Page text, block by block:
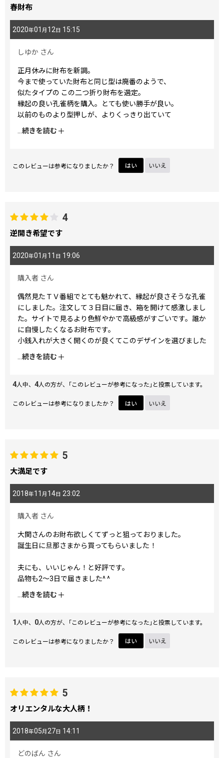
春財布
2020年01 月 12日 15:15
しゆか さん
正月休みに財布を新調。
今まで使っていた財布と同じ型は廃番のようで、
似たタイプの この二つ折り財布を選定。
縁起の良い孔雀柄を購入。とても使い勝手が良い。
以前のものより型押しが、よりくっきり出ていて
ゴージャスな見映え。
続きを読む
このレビューは参考になりましたか？ はい いいえ
4
逆開き希望です
2020年01 月 11 日 19:06
購入者 さん
偶然見たＴＶ番組でとても魅かれて、縁起が良さそうな孔雀
にしました。注文して３日目に届き、箱を開けて感激しまし
た。サイトで見るより色鮮やかで高級感がすごいです。誰か
に自慢したくなるお財布です。
小銭入れが大きく開くのが良くてこのデザインを選びました
が、もう少しコンパクトサイズ希望です。長財布もギャルソ
ンタイプ（小銭入れが箱型に開くもの）をリクエストしま
私は右利きなので、札入れの開きが向かって右側にある状態
でガマ口を右手で開けると、小銭がこぼれやすいマチなのが
残念です。他の方のコメントにないので、私だけかもしれま
...続きを読む
4人中、 4人の方が、｢このレビューが参考になった｣と投票しています。
このレビューは参考になりましたか？ はい いいえ
5
大満足です
2018年11 月 14日 23:02
購入者 さん
大関さんのお財布欲しくてずっと狙っておりました。
誕生日に旦那さまから買ってもらいました！
夫にも、いいじゃん！と好評です。
品物も2〜3日で届きました^ ^
柄も素敵なものが多くて悩みましたので、次は夫に柄違いの
ものを購入しようと思います。
続きを読む
1 人中、 0人の方が、｢このレビューが参考になった｣と投票しています。
このレビューは参考になりましたか？ はい いいえ
5
オリエンタルな大人柄！
2018年05月 27日 14:11
どのばん さん